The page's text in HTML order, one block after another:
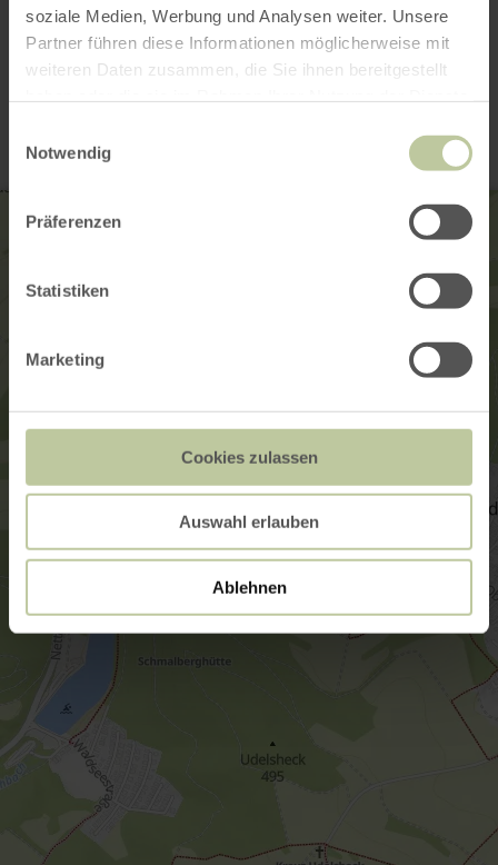
soziale Medien, Werbung und Analysen weiter. Unsere
Partner führen diese Informationen möglicherweise mit
weiteren Daten zusammen, die Sie ihnen bereitgestellt
Notwendig
Präferenzen
Statistiken
Marketing
Cookies zulassen
Auswahl erlauben
Ablehnen
Kontakt